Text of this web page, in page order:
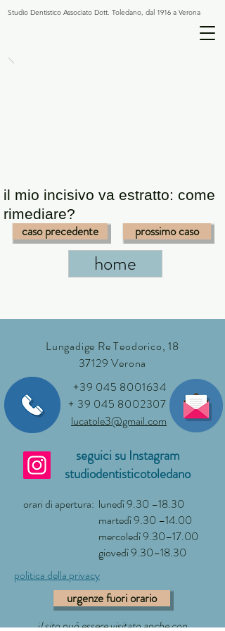
Studio Dentistico Associato Dott. Toledano, dal 1916 a Verona
il mio incisivo va estratto: come
rimediare?
caso precedente prossimo caso
home
Lungadige Re Teodorico, 18
37129 Verona
+39 045 8001634
+ 39 045 8002307
lucatole3@gmail.com
seguici su Instagram
studiodentisticotoledano
lunedì 9.30 –18.30
martedì 9.30 –14.00
mercoledì 9.30–17.00
giovedì 9.30–18.30
orari di apertura:
politica della privacy
urgenze fuori orario
il sito può essere visitato anche con